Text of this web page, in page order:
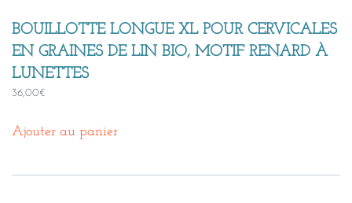
BOUILLOTTE LONGUE XL POUR CERVICALES
EN GRAINES DE LIN BIO, MOTIF RENARD À
LUNETTES
36,00€
Ajouter au panier